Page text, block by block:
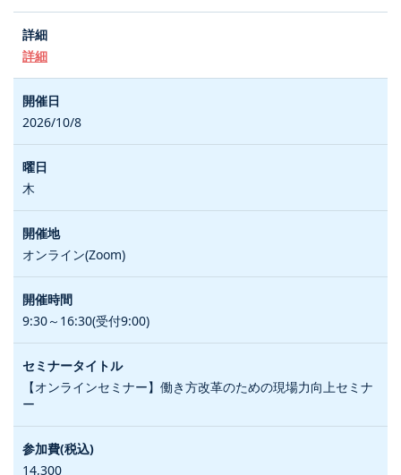
詳細
2026/10/8
木
オンライン(Zoom)
9:30～16:30(受付9:00)
【オンラインセミナー】働き方改革のための現場力向上セミナ
ー
14,300